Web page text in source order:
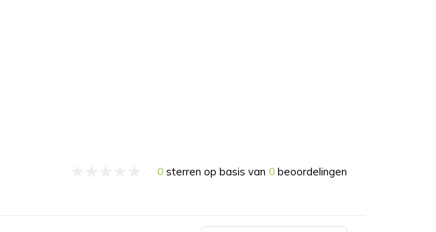
0 sterren op basis van 0 beoordelingen